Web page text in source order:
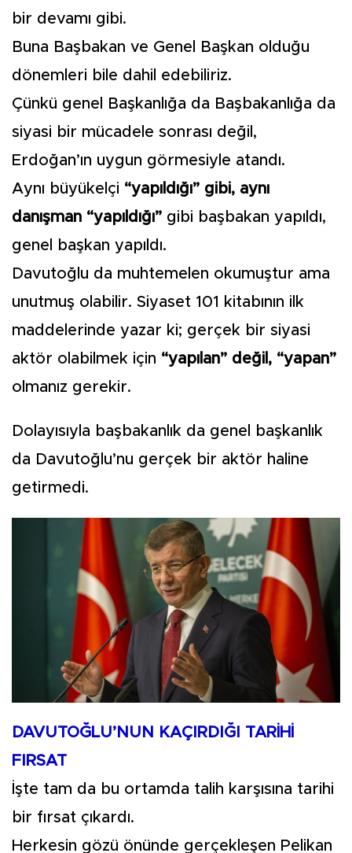
bir devamı gibi.
Buna Başbakan ve Genel Başkan olduğu
dönemleri bile dahil edebiliriz.
Çünkü genel Başkanlığa da Başbakanlığa da
siyasi bir mücadele sonrası değil,
Erdoğan’ın uygun görmesiyle atandı.
Aynı büyükelçi “yapıldığı” gibi, aynı
danışman “yapıldığı” gibi başbakan yapıldı,
genel başkan yapıldı.
Davutoğlu da muhtemelen okumuştur ama
unutmuş olabilir. Siyaset 101 kitabının ilk
maddelerinde yazar ki; gerçek bir siyasi
aktör olabilmek için “yapılan” değil, “yapan”
olmanız gerekir.
Dolayısıyla başbakanlık da genel başkanlık
da Davutoğlu’nu gerçek bir aktör haline
getirmedi.
DAVUTOĞLU’NUN KAÇIRDIĞI TARİHİ
FIRSAT
İşte tam da bu ortamda talih karşısına tarihi
bir fırsat çıkardı.
Herkesin gözü önünde gerçekleşen Pelikan